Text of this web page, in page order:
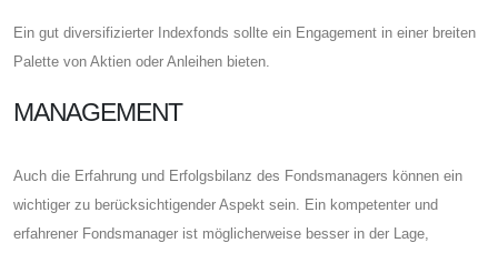
Ein gut diversifizierter Indexfonds sollte ein Engagement in einer breiten
Palette von Aktien oder Anleihen bieten.
MANAGEMENT
Auch die Erfahrung und Erfolgsbilanz des Fondsmanagers können ein
wichtiger zu berücksichtigender Aspekt sein. Ein kompetenter und
erfahrener Fondsmanager ist möglicherweise besser in der Lage,